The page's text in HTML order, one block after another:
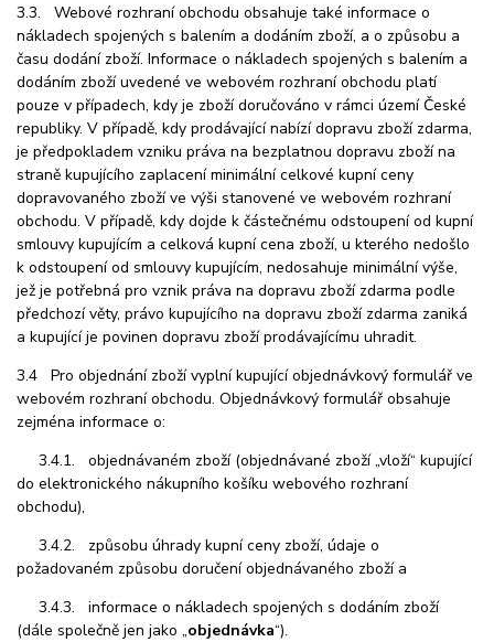
3.3. Webové rozhraní obchodu obsahuje také informace o
nákladech spojených s balením a dodáním zboží, a o způsobu a
času dodání zboží. Informace o nákladech spojených s balením a
dodáním zboží uvedené ve webovém rozhraní obchodu platí
pouze v případech, kdy je zboží doručováno v rámci území České
republiky. V případě, kdy prodávající nabízí dopravu zboží zdarma,
je předpokladem vzniku práva na bezplatnou dopravu zboží na
straně kupujícího zaplacení minimální celkové kupní ceny
dopravovaného zboží ve výši stanovené ve webovém rozhraní
obchodu. V případě, kdy dojde k částečnému odstoupení od kupní
smlouvy kupujícím a celková kupní cena zboží, u kterého nedošlo
k odstoupení od smlouvy kupujícím, nedosahuje minimální výše,
jež je potřebná pro vznik práva na dopravu zboží zdarma podle
předchozí věty, právo kupujícího na dopravu zboží zdarma zaniká
a kupující je povinen dopravu zboží prodávajícímu uhradit.
3.4 Pro objednání zboží vyplní kupující objednávkový formulář ve
webovém rozhraní obchodu. Objednávkový formulář obsahuje
zejména informace o:
3.4.1. objednávaném zboží (objednávané zboží „vloží“ kupující
do elektronického nákupního košíku webového rozhraní
obchodu),
3.4.2. způsobu úhrady kupní ceny zboží, údaje o
požadovaném způsobu doručení objednávaného zboží a
3.4.3. informace o nákladech spojených s dodáním zboží
(dále společně jen jako „objednávka“).